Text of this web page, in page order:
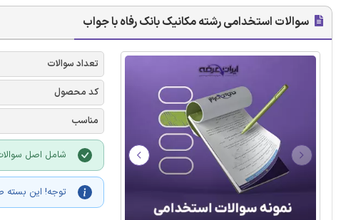
سوالات استخدامی رشته مکانیک بانک رفاه با جواب
تعداد سوالات
کد محصول
مناسب
شامل اصل
توجه! این بسته